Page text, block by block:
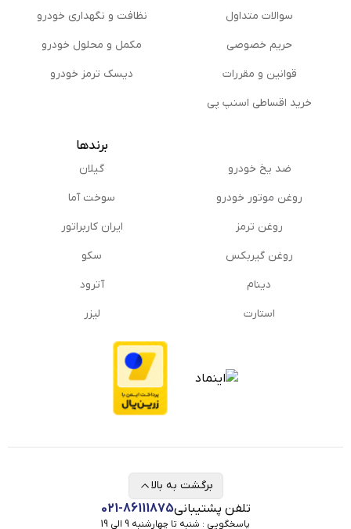
سوالات متداول
حریم خصوصی
قوانین و مقررات
خرید اقساطی اسنپ پی
نظافت و نگهداری خودرو
مكمل و محلول خودرو
دیسک ترمز خودرو
ضد یخ خودرو
روغن موتور خودرو
روغن ترمز
روغن گیربكس
دینام
استارت
برندها
گیلان
سوخت آما
ایران کاربراتور
سکو
آترود
لیزر
تلفن پشتیبانی021-86111875
پاسخگویی : شنبه تا چهارشنبه 9 الی 19
برگشت به بالا